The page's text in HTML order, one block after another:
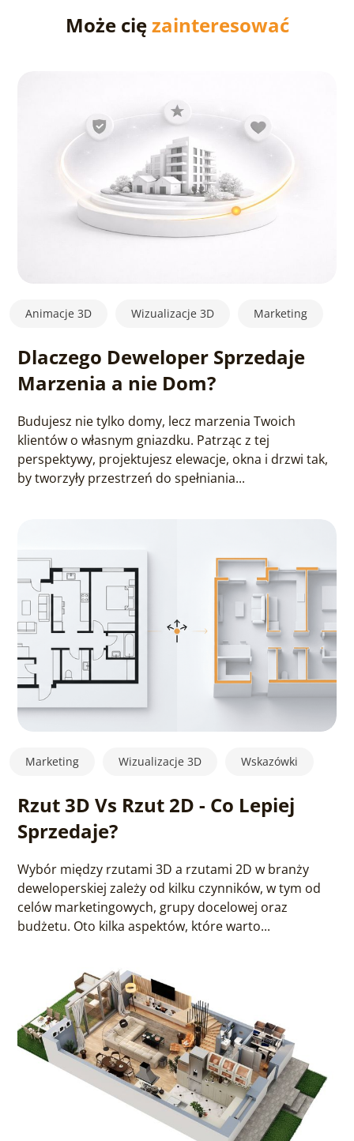
resztą zajmie się zespół grafików.
Może cięzainteresować
Animacje 3D Wizualizacje 3D Marketing
Dlaczego Deweloper Sprzedaje
Marzenia a nie Dom?
Budujesz nie tylko domy, lecz marzenia Twoich
klientów o własnym gniazdku. Patrząc z tej
perspektywy, projektujesz elewacje, okna i drzwi tak,
by tworzyły przestrzeń do spełniania...
Marketing Wizualizacje 3D Wskazówki
Rzut 3D Vs Rzut 2D - Co Lepiej
Sprzedaje?
Wybór między rzutami 3D a rzutami 2D w branży
deweloperskiej zależy od kilku czynników, w tym od
celów marketingowych, grupy docelowej oraz
budżetu. Oto kilka aspektów, które warto...